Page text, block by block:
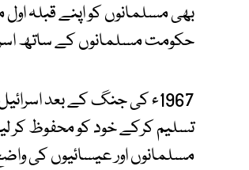
بھی مسلمانوں کو اپنے قبلہ
حکومت مسلمانوں کے ساتھ
1967ء کی جنگ کے بعد
تسلیم کرکے خود کو محفوظ کر
مسلمانوں اور عیسائیوں کی